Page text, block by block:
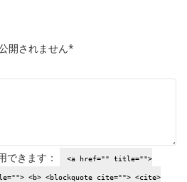
開されません*
できます： <a href="" title="">
<b> <blockquote cite=""> <cite>